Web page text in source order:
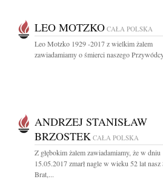
LEO MOTZKO CAŁA POLSKA
Leo Motzko 1929 -2017 z wielkim żalem
zawiadamiamy o śmierci naszego
ANDRZEJ STANISŁAW
BRZOSTEK CAŁA POLSKA
Z głębokim żalem zawiadamiamy, że w dniu
15.05.2017 zmarł nagle w wieku 52 lat nasz
Brat,...